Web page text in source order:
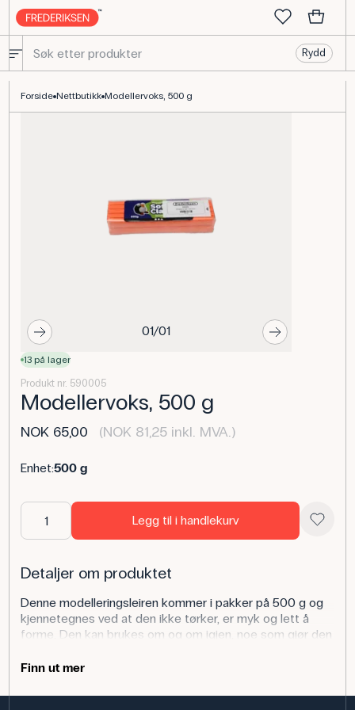
Rydd
Forside Nettbutikk Modellervoks, 500 g
01/01
13 på lager
Produkt nr. 590005
Modellervoks, 500 g
NOK 65,00 (NOK 81,25 inkl. MVA.)
Enhet:500 g
Legg til i handlekurv
Detaljer om produktet
Denne modelleringsleiren kommer i pakker på 500 g og
kjennetegnes ved at den ikke tørker, er myk og lett å
forme. Den kan brukes om og om igjen, noe som gjør den
Finn ut mer